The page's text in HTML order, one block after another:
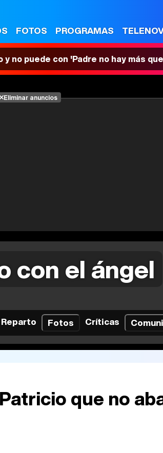
FOTOS PROGRAMAS
no puede con 'Padre no hay más
Eliminar anuncios
con el ángel
Reparto Fotos Críticas
que no